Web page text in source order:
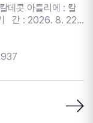
데콧 아틀리에 : 칼
3층 달님실 4. 대
스토리텔링과 다
우선 접수) ※보호
디가 없을 경우 프로